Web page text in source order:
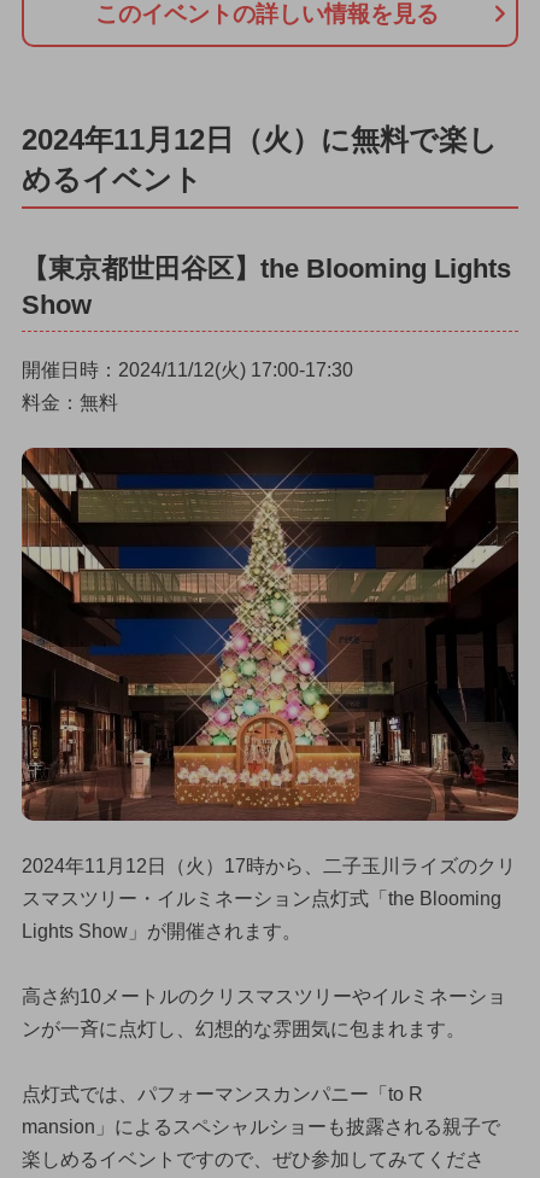
このイベントの詳しい情報を見る
2024年11月12日（火）に無料で楽し
めるイベント
【東京都世田谷区】the Blooming Lights
Show
開催日時：2024/11/12(火) 17:00-17:30
料金：無料
2024年11月12日（火）17時から、二子玉川ライズのクリ
スマスツリー・イルミネーション点灯式「the Blooming
Lights Show」が開催されます。
高さ約10メートルのクリスマスツリーやイルミネーショ
ンが一斉に点灯し、幻想的な雰囲気に包まれます。
点灯式では、パフォーマンスカンパニー「to R
mansion」によるスペシャルショーも披露される親子で
楽しめるイベントですので、ぜひ参加してみてくださ